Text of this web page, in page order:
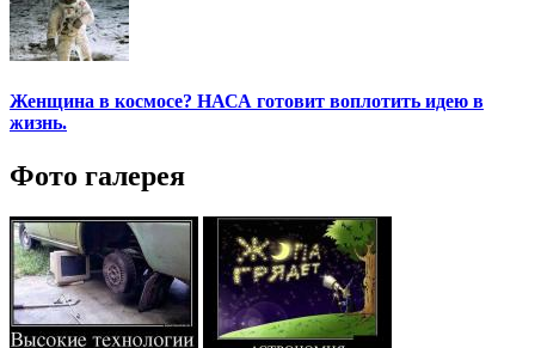
Женщина в космосе? НАСА готовит воплотить идею в
жизнь.
Фото галерея